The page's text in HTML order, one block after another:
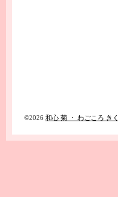
©2026 和心 菊 ・ わごころ きく